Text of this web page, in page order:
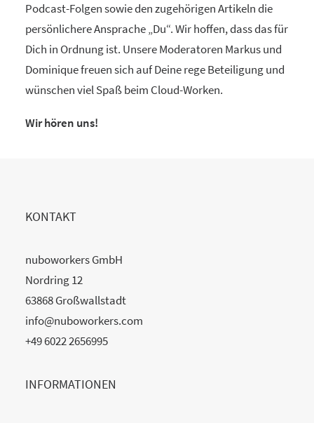
Podcast-Folgen sowie den zugehörigen Artikeln die
persönlichere Ansprache „Du“. Wir hoffen, dass das für
Dich in Ordnung ist. Unsere Moderatoren Markus und
Dominique freuen sich auf Deine rege Beteiligung und
wünschen viel Spaß beim Cloud-Worken.
Wir hören uns!
KONTAKT
nuboworkers GmbH
Nordring 12
63868 Großwallstadt
info@nuboworkers.com
+49 6022 2656995
INFORMATIONEN